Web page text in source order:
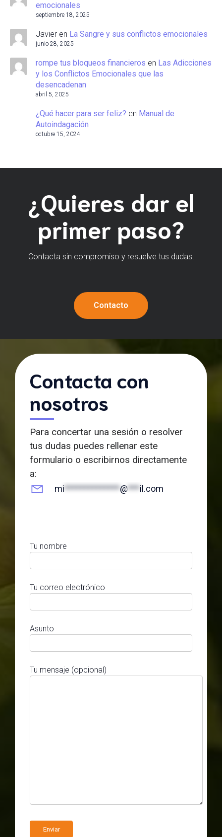
emocionales
septiembre 18, 2025
Javier en La Sangre y sus conflictos emocionales
junio 28, 2025
rompe tus bloqueos financieros en Las Adicciones
y los Conflictos Emocionales que las
desencadenan
abril 5, 2025
¿Qué hacer para ser feliz? en Manual de
Autoindagación
octubre 15, 2024
¿Quieres dar el
primer paso?
Contacta sin compromiso y resuelve tus dudas.
Contacto
Contacta con
nosotros
Para concertar una sesión o resolver
tus dudas puedes rellenar este
formulario o escribirnos directamente
a:
mi**************@***il.com
Tu nombre
Tu correo electrónico
Asunto
Tu mensaje (opcional)